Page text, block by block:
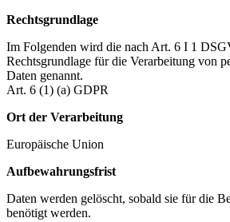
Rechtsgrundlage
Im Folgenden wird die nach Art. 6 I 1
Rechtsgrundlage für die Verarbeitung von
Daten genannt.
Art. 6 (1) (a) GDPR
Ort der Verarbeitung
Europäische Union
Aufbewahrungsfrist
Daten werden gelöscht, sobald sie für die
benötigt werden.